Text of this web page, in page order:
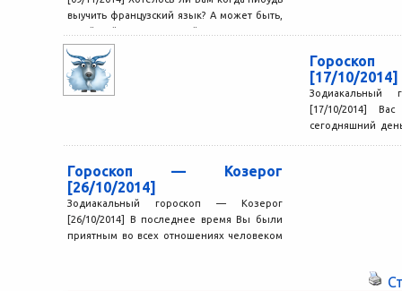
выучить французский язык? А может быть,
китайский? Или еще какой-то из...
[17/10/2014]
Зодиакальный
[17/10/2014]
сегодняшний
Гороскоп — Козерог
[26/10/2014]
Зодиакальный гороскоп — Козерог
[26/10/2014] В последнее время Вы были
приятным во всех отношениях человеком